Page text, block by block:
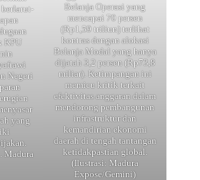
KPU
Negeri
yang
Madura
Belanja Operasi yang
mencapai 70 persen
(Rp1,59 triliun) terlihat
kontras dengan alokasi
Belanja Modal yang hanya
dijatah 3,2 persen (Rp73,8
miliar). Ketimpangan ini
memicu kritik terkait
efektivitas anggaran dalam
mendorong pembangunan
infrastruktur dan
kemandirian ekonomi
daerah di tengah tantangan
ketidakpastian global.
(Ilustrasi: Madura
Expose/Gemini)